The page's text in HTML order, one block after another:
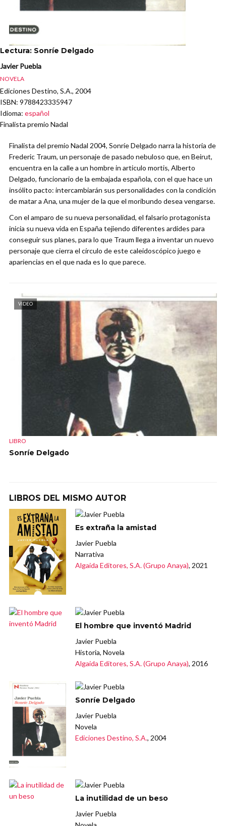
Lectura: Sonríe Delgado
Javier Puebla
NOVELA
Ediciones Destino, S.A., 2004
ISBN: 9788423335947
Idioma: español
Finalista premio Nadal
Finalista del premio Nadal 2004, Sonríe Delgado narra la historia de
Frederic Traum, un personaje de pasado nebuloso que, en Beirut,
encuentra en la calle a un hombre in articulo mortis, Alberto
Delgado, funcionario de la embajada española, con el que hace un
insólito pacto: intercambiarán sus personalidades con la condición
de matar a Ana, una mujer de la que el moribundo desea vengarse.
Con el amparo de su nueva personalidad, el falsario protagonista
inicia su nueva vida en España tejiendo diferentes ardides para
conseguir sus planes, para lo que Traum llega a inventar un nuevo
personaje que cierra el círculo de este caleidoscópico juego e
apariencias en el que nada es lo que parece.
VIDEO
LIBRO
Sonríe Delgado
LIBROS DEL MISMO AUTOR
Es extraña la amistad
Javier Puebla
Narrativa
Algaida Editores, S.A. (Grupo Anaya), 2021
El hombre que inventó Madrid
Javier Puebla
Historia, Novela
Algaida Editores, S.A. (Grupo Anaya), 2016
Sonríe Delgado
Javier Puebla
Novela
Ediciones Destino, S.A., 2004
La inutilidad de un beso
Javier Puebla